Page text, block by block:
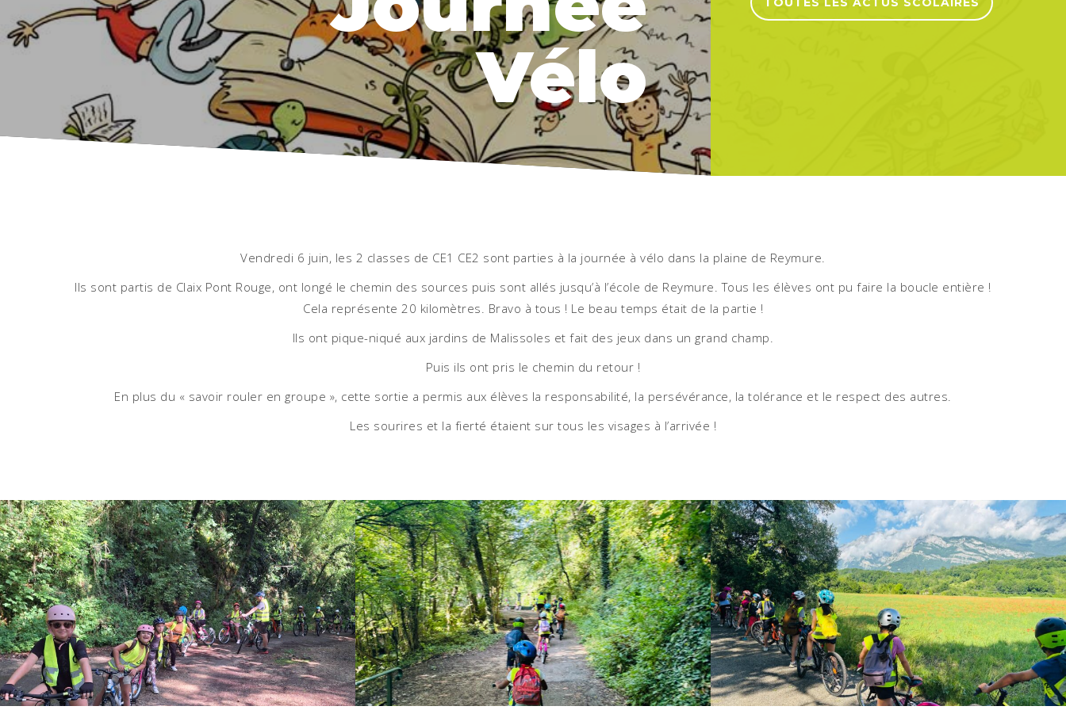
Vélo
Vendredi 6 juin, les 2 classes de CE1 CE2 sont parties à la journée à vélo dans la plaine de Reymure.
Ils sont partis de Claix Pont Rouge, ont longé le chemin des sources puis sont allés jusqu’à l’école de Reymure. Tous les élèves ont pu faire la boucle entière !
Cela représente 20 kilomètres. Bravo à tous ! Le beau temps était de la partie !
Ils ont pique-niqué aux jardins de Malissoles et fait des jeux dans un grand champ.
Puis ils ont pris le chemin du retour !
En plus du « savoir rouler en groupe », cette sortie a permis aux élèves la responsabilité, la persévérance, la tolérance et le respect des autres.
Les sourires et la fierté étaient sur tous les visages à l’arrivée !